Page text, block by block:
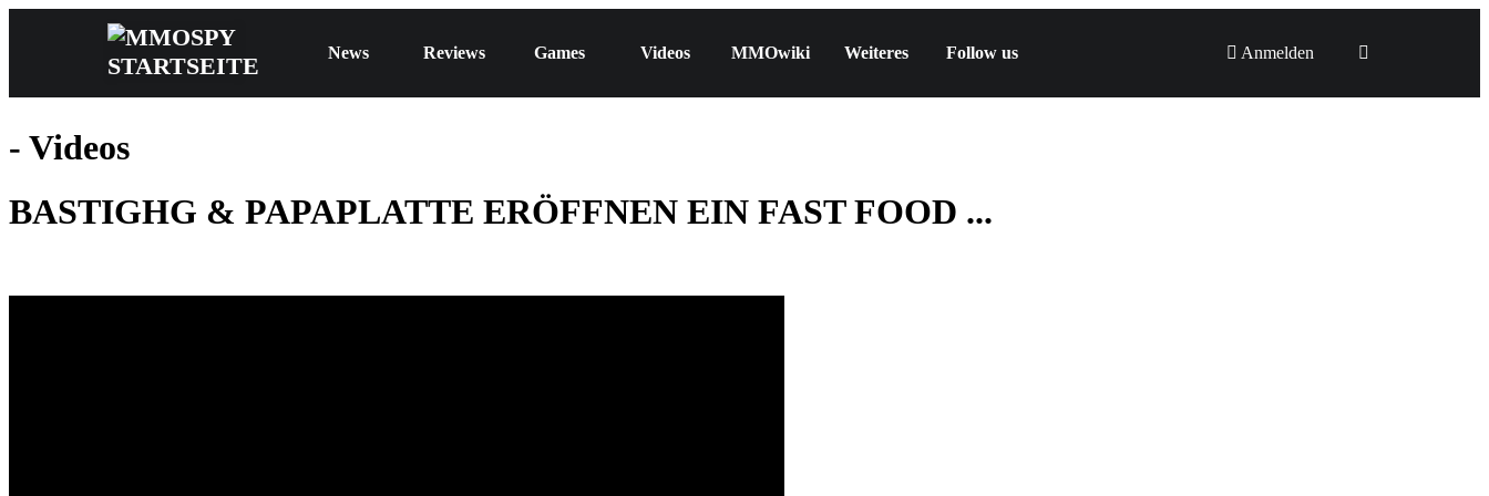
News Reviews Games Videos MMOwiki Weiteres Follow us Anmelden
- Videos
BASTIGHG & PAPAPLATTE ERÖFFNEN EIN FAST FOOD ...